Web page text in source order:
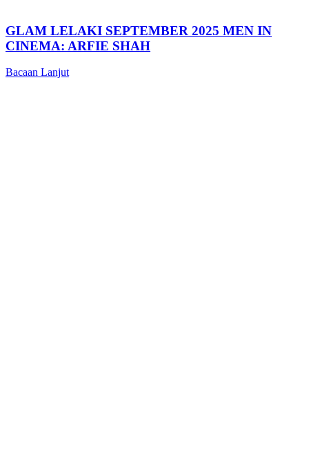
GLAM LELAKI SEPTEMBER 2025 MEN IN
CINEMA: ARFIE SHAH
Bacaan Lanjut